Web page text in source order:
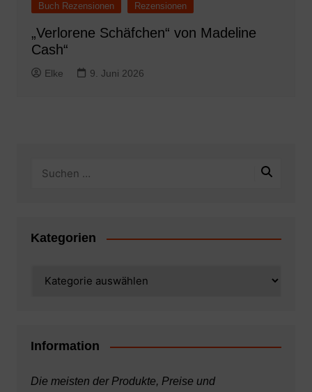
Buch Rezensionen Rezensionen
„Verlorene Schäfchen“ von Madeline
Cash“
Elke 9. Juni 2026
Kategorien
Information
Die meisten der Produkte, Preise und